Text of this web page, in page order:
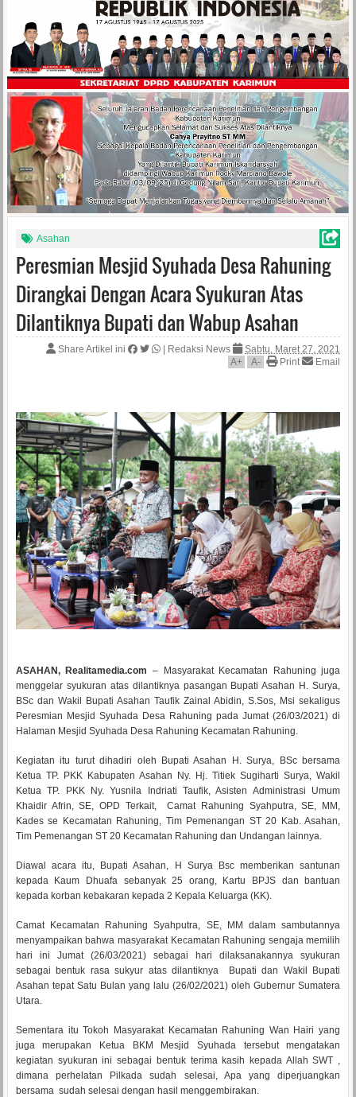
Asahan
Peresmian Mesjid Syuhada Desa Rahuning
Dirangkai Dengan Acara Syukuran Atas
Dilantiknya Bupati dan Wabup Asahan
Share Artikel ini Redaksi News
Sabtu, Maret 27, 2021
A+ A- Print Email
ASAHAN, Realitamedia.com – Masyarakat Kecamatan Rahuning juga
menggelar syukuran atas dilantiknya pasangan Bupati Asahan H. Surya,
BSc dan Wakil Bupati Asahan Taufik Zainal Abidin, S.Sos, Msi sekaligus
Peresmian Mesjid Syuhada Desa Rahuning pada Jumat (26/03/2021) di
Halaman Mesjid Syuhada Desa Rahuning Kecamatan Rahuning.
Kegiatan itu turut dihadiri oleh Bupati Asahan H. Surya, BSc bersama
Ketua TP. PKK Kabupaten Asahan Ny. Hj. Titiek Sugiharti Surya, Wakil
Ketua TP. PKK Ny. Yusnila Indriati Taufik, Asisten Administrasi Umum
Khaidir Afrin, SE, OPD Terkait, Camat Rahuning Syahputra, SE, MM,
Kades se Kecamatan Rahuning, Tim Pemenangan ST 20 Kab. Asahan,
Tim Pemenangan ST 20 Kecamatan Rahuning dan Undangan lainnya.
Diawal acara itu, Bupati Asahan, H Surya Bsc memberikan santunan
kepada Kaum Dhuafa sebanyak 25 orang, Kartu BPJS dan bantuan
kepada korban kebakaran kepada 2 Kepala Keluarga (KK).
Camat Kecamatan Rahuning Syahputra, SE, MM dalam sambutannya
menyampaikan bahwa masyarakat Kecamatan Rahuning sengaja memilih
hari ini Jumat (26/03/2021) sebagai hari dilaksanakannya syukuran
sebagai bentuk rasa sukyur atas dilantiknya Bupati dan Wakil Bupati
Asahan tepat Satu Bulan yang lalu (26/02/2021) oleh Gubernur Sumatera
Utara.
Sementara itu Tokoh Masyarakat Kecamatan Rahuning Wan Hairi yang
juga merupakan Ketua BKM Mesjid Syuhada tersebut mengatakan
kegiatan syukuran ini sebagai bentuk terima kasih kepada Allah SWT ,
dimana perhelatan Pilkada sudah selesai, Apa yang diperjuangkan
bersama sudah selesai dengan hasil menggembirakan.